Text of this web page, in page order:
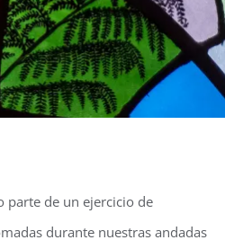
parte de un ejercicio de
durante nuestras andadas